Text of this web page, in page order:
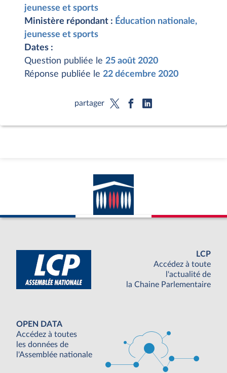
jeunesse et sports
Ministère répondant : Éducation nationale,
jeunesse et sports
Dates :
Question publiée le 25 août 2020
Réponse publiée le 22 décembre 2020
partager
LCP
Accédez à toute
l'actualité de
la Chaine Parlementaire
OPEN DATA
Accédez à toutes
les données de
l'Assemblée nationale